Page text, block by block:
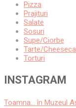
Pizza
Prajituri
Salate
Sosuri
Supe/Ciorbe
Tarte/
Torturi
INSTAGRAM
Toamna... în Muzeul